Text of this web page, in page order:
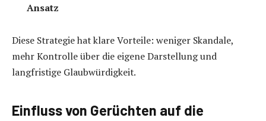
Ansatz
Diese Strategie hat klare Vorteile: weniger Skandale,
mehr Kontrolle über die eigene Darstellung und
langfristige Glaubwürdigkeit.
Einfluss von Gerüchten auf die